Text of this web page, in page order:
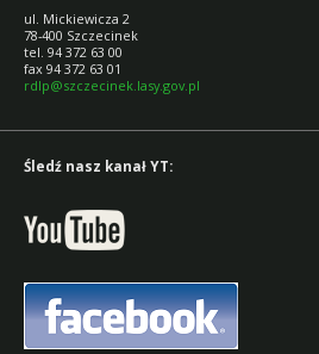
ul. Mickiewicza 2
78-400 Szczecinek
tel. 94 372 63 00
fax 94 372 63 01
rdlp@szczecinek.lasy.gov.pl
Śledź nasz kanał YT: